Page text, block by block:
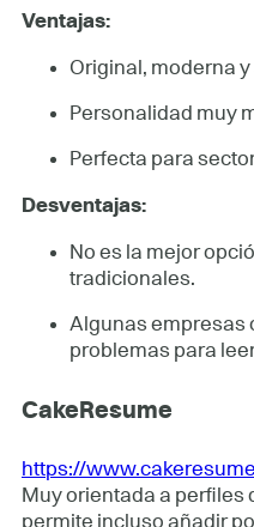
Ventajas:
Original, moderna
Personalidad muy
Perfecta para
Desventajas:
No es la mejor
tradicionales.
Algunas empresas
problemas para
CakeResume
https://
Muy orientada a perfiles
permite incluso añadir